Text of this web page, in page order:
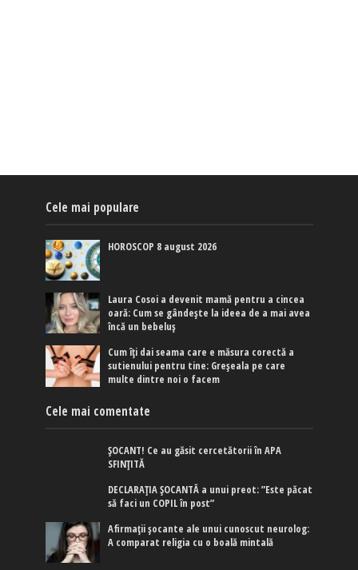
Cele mai populare
HOROSCOP 8 august 2026
Laura Cosoi a devenit mamă pentru a cincea
oară: Cum se gândește la ideea de a mai avea
încă un bebeluș
Cum îți dai seama care e măsura corectă a
sutienului pentru tine: Greșeala pe care
multe dintre noi o facem
Cele mai comentate
ȘOCANT! Ce au găsit cercetătorii în APA
SFINȚITĂ
DECLARAȚIA ȘOCANTĂ a unui preot: ”Este păcat
să faci un COPIL în post”
Afirmaţii şocante ale unui cunoscut neurolog:
A comparat religia cu o boală mintală